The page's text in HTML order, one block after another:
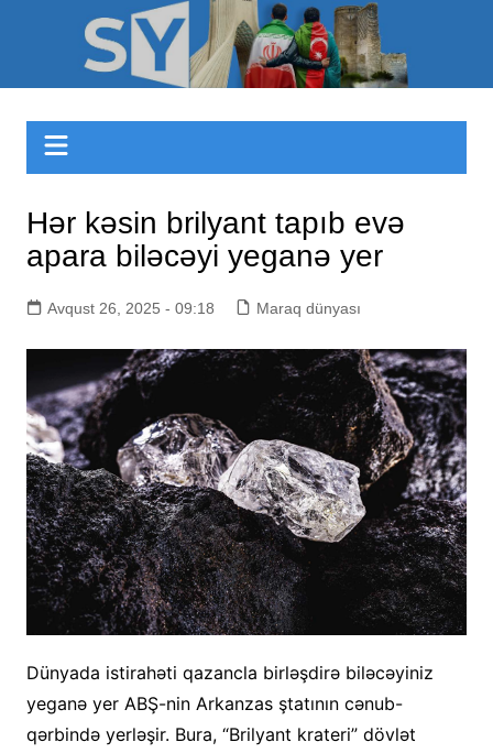
Sizinyol.org
Hər kəsin brilyant tapıb evə
apara biləcəyi yeganə yer
Avqust 26, 2025 - 09:18 Maraq dünyası
Dünyada istirahəti qazancla birləşdirə biləcəyiniz
yeganə yer ABŞ-nin Arkanzas ştatının cənub-
qərbində yerləşir. Bura, “Brilyant krateri” dövlət